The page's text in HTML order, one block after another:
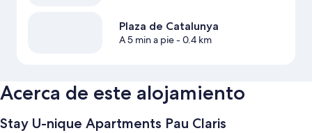
Plaza de Catalunya
A 5 min a pie- 0.4 km
Acerca de este alojamiento
Stay U-nique Apartments Pau Claris